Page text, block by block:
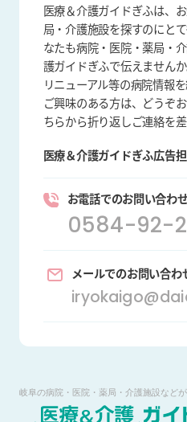
医療＆介護ガイドぎふは、
局・介護施設を探すのにと
なたも病院・医院・薬局・
護ガイドぎふで伝えません
リニューアル等の病院情報
ご興味のある方は、どうぞ
ちらから折り返しご連絡を差
医療＆介護ガイドぎふ広告
お電話でのお問い合わ
0584-92-
メールでのお問い合わ